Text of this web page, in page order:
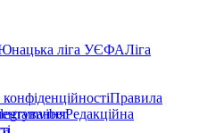
ліга УЄФАЛіга
Правила
Редакційна
viber